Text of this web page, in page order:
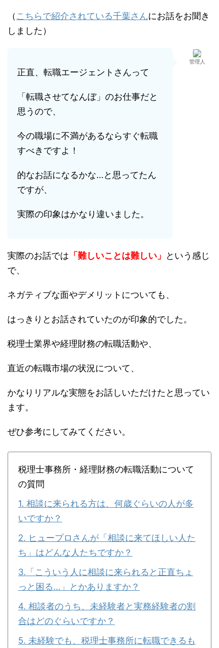
（ こちらで紹介されている千葉さんにお話をお聞き
しました）
正直、転職エージェントさんって
「転職させてなんぼ」のお仕事だと
思うので、
今の職場に不満があるならすぐ転職
すべきですよ！
的なお話になるかな…と思ってたん
ですが、
実際の印象はかなり違いました。
管理人
実際のお話では 「難しいことは難しい」
という感じ
で、
ネガティブな面やデメリットについても、
はっきりとお話されていたのが印象的でした。
税理士業界や経理財務の転職活動や、
直近の転職市場の状況について、
かなりリアルな実態をお話しいただけたと思ってい
ます。
ぜひ参考にしてみてください。
税理士事務所・経理財務の転職活動について
の質問
1. 相談に来られる方は、何歳ぐらいの人が多
いですか？
2. ヒュープロさんが「相談に来てほしい人た
ち」はどんな人たちですか？
3.「こういう人に相談に来られると正直ちょ
っと困る…」とかありますか？
4. 相談者のうち、未経験者と実務経験者の割
合はどのぐらいですか？
5. 未経験でも、税理士事務所に転職できるも